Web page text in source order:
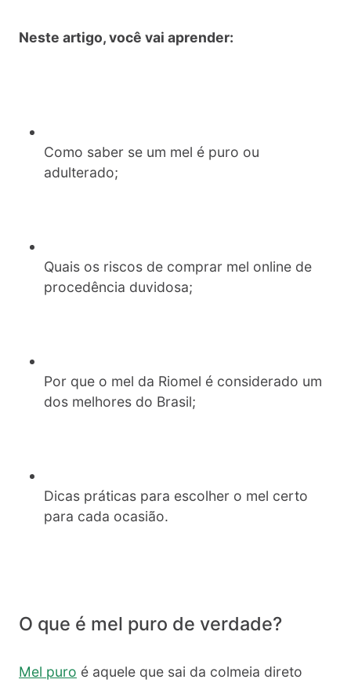
Neste artigo, você vai aprender:
Como saber se um mel é puro ou
adulterado;
Quais os riscos de comprar mel online de
procedência duvidosa;
Por que o mel da Riomel é considerado um
dos melhores do Brasil;
Dicas práticas para escolher o mel certo
para cada ocasião.
O que é mel puro de verdade?
Mel puro é aquele que sai da colmeia direto